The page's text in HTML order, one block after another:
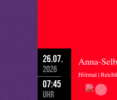
26.07.
2026
07:45
Uhr
Anna-
Hörmal |